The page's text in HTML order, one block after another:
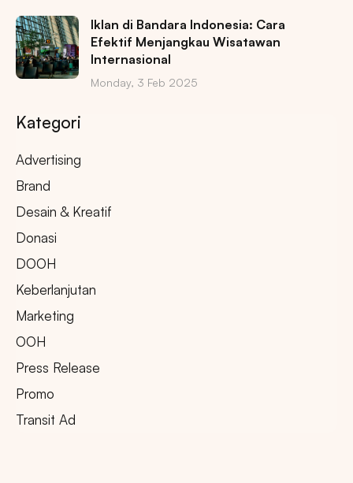
Iklan di Bandara Indonesia: Cara
Efektif Menjangkau Wisatawan
Internasional
Monday, 3 Feb 2025
Kategori
Advertising
Brand
Desain & Kreatif
Donasi
DOOH
Keberlanjutan
Marketing
OOH
Press Release
Promo
Transit Ad